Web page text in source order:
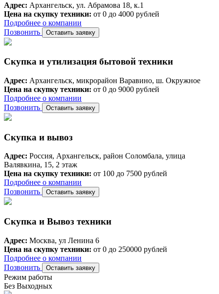
Адрес: Архангельск, ул. Абрамова 18, к.1
Цена на скупку техники: от 0 до 4000 рублей
Подробнее о компании
Позвонить
Оставить заявку
Скупка и утилизация бытовой техники
Адрес: Архангельск, микрорайон Варавино, ш. Окружное
Цена на скупку техники: от 0 до 9000 рублей
Подробнее о компании
Позвонить
Оставить заявку
Скупка и вывоз
Адрес: Россия, Архангельск, район Соломбала, улица
Валявкина, 15, 2 этаж
Цена на скупку техники: от 100 до 7500 рублей
Подробнее о компании
Позвонить
Оставить заявку
Скупка и Вывоз техники
Адрес: Москва, ул Ленина 6
Цена на скупку техники: от 0 до 250000 рублей
Подробнее о компании
Позвонить
Оставить заявку
Режим работы
Без Выходных